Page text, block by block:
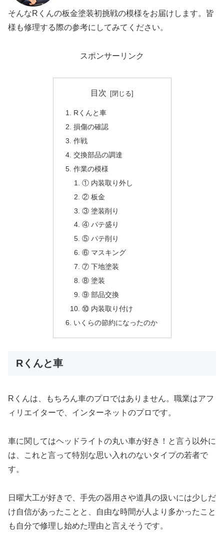
そんなRくんの板金塗装初挑戦の模様をお届けします。皆
様も修理する際の参考にしてみてください。
スポンサーリンク
目次
Rくんと車
損傷の確認
作戦
交換部品の調達
作業の模様
① 内装取り外し
② 板金
③ 塗装削り
④ パテ盛り
⑤ パテ削り
⑥ マスキング
⑦ 下地塗装
⑧ 塗装
⑨ 部品交換
⑩ 内装取り付け
いくらの節約になったのか
Rくんと車
Rくんは、もちろん車のプロではありません。職業はアフ
ィリエイターで、インターネットのプロです。
車に関してはヘッドライトの丸い車が好き！と言う以外に
は、これと言って特別な思い入れのないタイプの若者で
す。
日曜大工が好きで、手先の器用さや道具の扱いには少しだ
け自信があったことと、自由な時間が人より多かったこと
も自分で修理し始めた理由と言えそうです。